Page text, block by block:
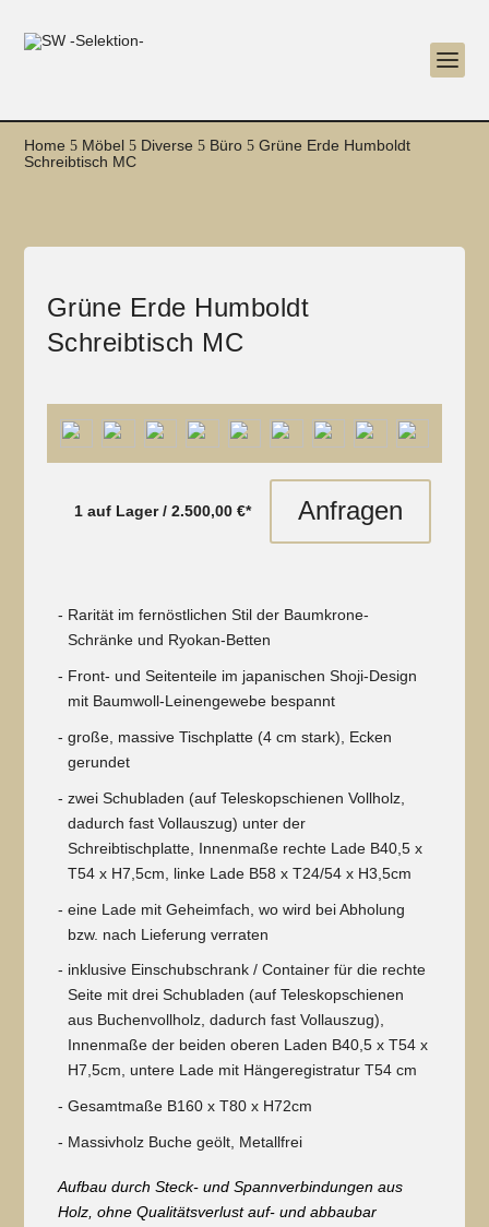
Home 5 Möbel 5 Diverse 5 Büro 5 Grüne Erde Humboldt
Schreibtisch MC
Grüne Erde Humboldt
Schreibtisch MC
Anfragen
1 auf Lager / 2.500,00 €*
Rarität im fernöstlichen Stil der Baumkrone-
Schränke und Ryokan-Betten
Front- und Seitenteile im japanischen Shoji-Design
mit Baumwoll-Leinengewebe bespannt
große, massive Tischplatte (4 cm stark), Ecken
gerundet
zwei Schubladen (auf Teleskopschienen Vollholz,
dadurch fast Vollauszug) unter der
Schreibtischplatte, Innenmaße rechte Lade B40,5 x
T54 x H7,5cm, linke Lade B58 x T24/54 x H3,5cm
eine Lade mit Geheimfach, wo wird bei Abholung
bzw. nach Lieferung verraten
inklusive Einschubschrank / Container für die rechte
Seite mit drei Schubladen (auf Teleskopschienen
aus Buchenvollholz, dadurch fast Vollauszug),
Innenmaße der beiden oberen Laden B40,5 x T54 x
H7,5cm, untere Lade mit Hängeregistratur T54 cm
Gesamtmaße B160 x T80 x H72cm
Massivholz Buche geölt, Metallfrei
Aufbau durch Steck- und Spannverbindungen aus
Holz, ohne Qualitätsverlust auf- und abbaubar